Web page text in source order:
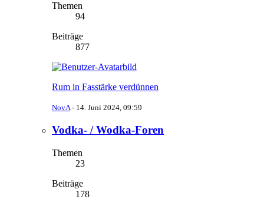
Themen
94
Beiträge
877
Rum in Fasstärke verdünnen
NovA- 14. Juni 2024, 09:59
Vodka- / Wodka-Foren
Themen
23
Beiträge
178